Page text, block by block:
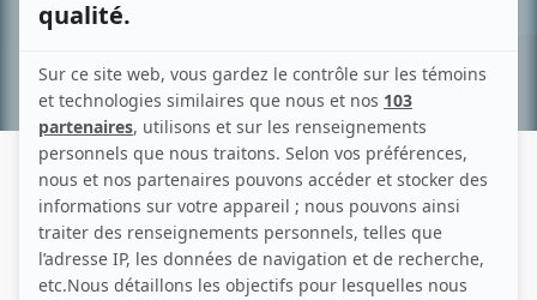
MARIE-EVE BOURASSA
Liens
Fiche de Marie-Eve Bourassa sur Showbizz.net